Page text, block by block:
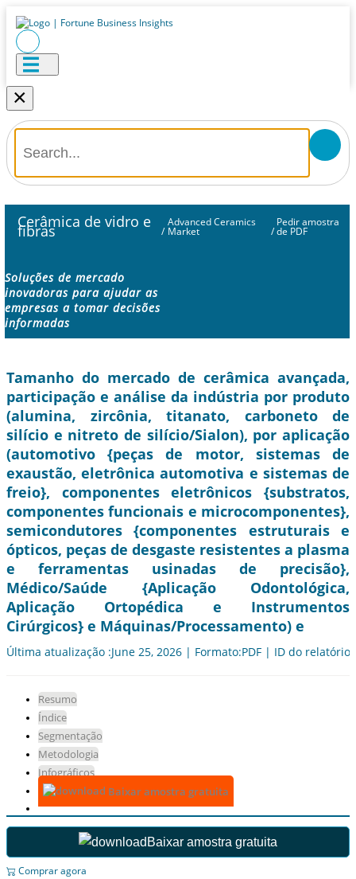
×
Cerâmica de vidro e
fibras /
Advanced Ceramics
Market /
Pedir amostra
de PDF
Soluções de mercado
inovadoras para ajudar as
empresas a tomar decisões
informadas
Tamanho do mercado de cerâmica avançada,
participação e análise da indústria por produto
(alumina, zircônia, titanato, carboneto de
silício e nitreto de silício/Sialon), por aplicação
(automotivo {peças de motor, sistemas de
exaustão, eletrônica automotiva e sistemas de
freio}, componentes eletrônicos {substratos,
componentes funcionais e microcomponentes},
semicondutores {componentes estruturais e
ópticos, peças de desgaste resistentes a plasma
e ferramentas usinadas de precisão},
Médico/Saúde {Aplicação Odontológica,
Aplicação Ortopédica e Instrumentos
Cirúrgicos} e Máquinas/Processamento) e
Última atualização :June 25, 2026 | Formato:PDF | ID do relatório:
Resumo
Índice
Segmentação
Metodologia
Infográficos
Baixar amostra gratuita
Baixar amostra gratuita
Comprar agora